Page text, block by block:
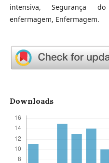
intensiva, Segurança
enfermagem, Enfermagem.
Downloads